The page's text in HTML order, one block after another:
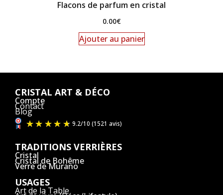
Flacons de parfum en cristal
0.00€
Ajouter au panier
CRISTAL ART & DÉCO
Compte
Contact
Blog
TRADITIONS VERRIÈRES
Cristal
Cristal de Bohême
Verre de Murano
USAGES
Art de la Table